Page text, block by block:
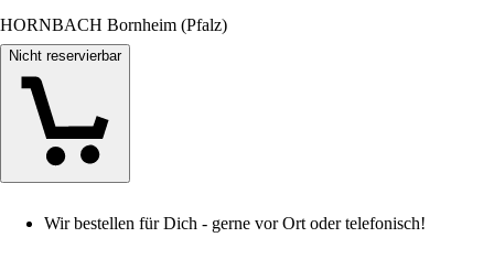
HORNBACH Bornheim (Pfalz)
Nicht reservierbar
Wir bestellen für Dich - gerne vor Ort oder telefonisch!